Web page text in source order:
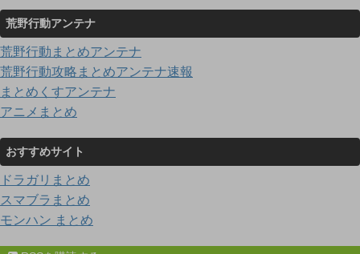
荒野行動アンテナ
荒野行動まとめアンテナ
荒野行動攻略まとめアンテナ速報
まとめくすアンテナ
アニメまとめ
おすすめサイト
ドラガリまとめ
スマブラまとめ
モンハン まとめ